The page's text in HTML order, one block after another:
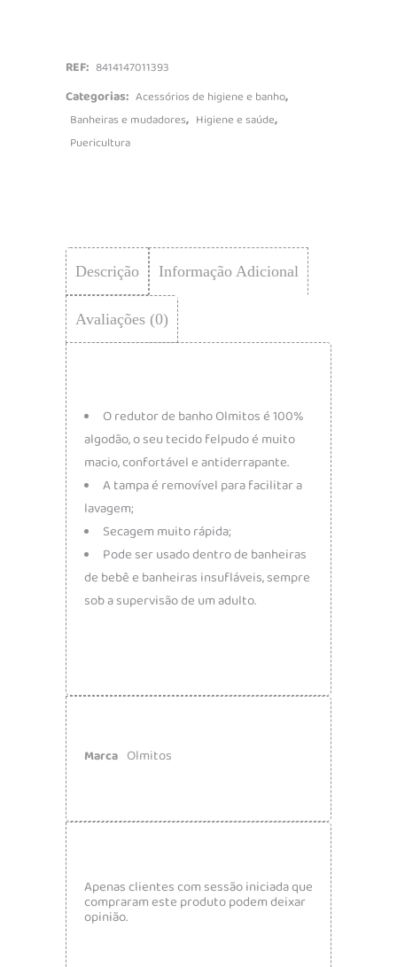
REF: 8414147011393
Categorias: Acessórios de higiene e banho,
Banheiras e mudadores, Higiene e saúde,
Puericultura
Descrição Informação Adicional
Avaliações (0)
O redutor de banho Olmitos é 100%
algodão, o seu tecido felpudo é muito
macio, confortável e antiderrapante.
A tampa é removível para facilitar a
lavagem;
Secagem muito rápida;
Pode ser usado dentro de banheiras
de bebê e banheiras insufláveis, sempre
sob a supervisão de um adulto.
Marca Olmitos
Apenas clientes com sessão iniciada que
compraram este produto podem deixar
opinião.